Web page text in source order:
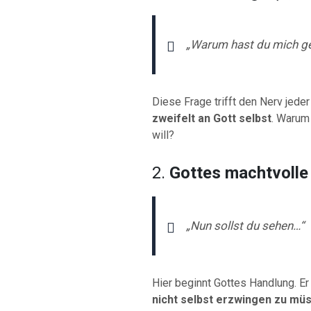
„Warum hast du mich
Diese Frage trifft den Nerv
zweifelt an Gott selbst.
will?
2. Gottes
„Nun sollst du sehen…“
Hier beginnt Gottes Handlung.
nicht selbst erzwingen zu